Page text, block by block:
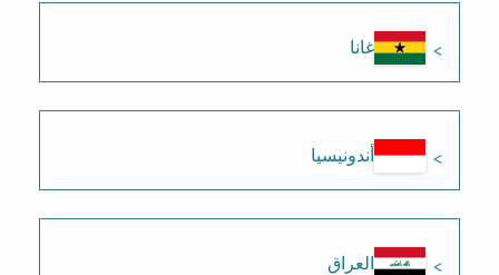
غانا
أندونيسيا
العراق